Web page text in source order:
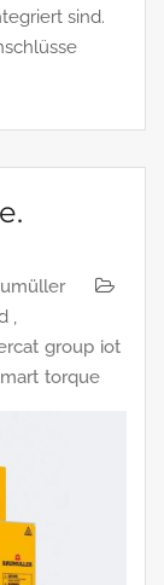
sind.
,
group iot
torque